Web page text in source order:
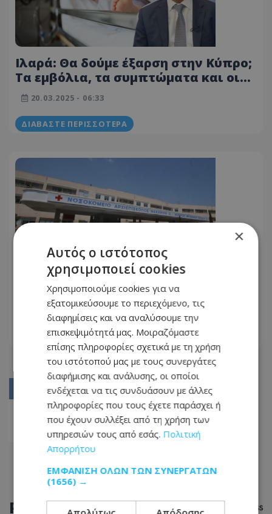
Ιλαρά: Θα δούμε έξαρση στην Κύπρο;
Τα εμβόλια, τα συμπτώματα και οι
επιπλοκές - Ο Δρ. Ηλία στο «Τ»
20.03.2025 - 06:33
ΔΙΑΒΆΣΤΕ ΠΕΡΙΣΣΌΤΕΡΑ
Ιλαρά: Τρία τα περιστατικά στο
Μακάρειο - Όλα από το ίδιο
νηπιαγωγείο
19.03.2025 - 11:53
ΔΙΑΒΆΣΤΕ ΠΕΡΙΣΣΌΤΕΡΑ
01
02
03
ΡΟΗ ΕΙΔΗΣΕΩΝ
×
Αυτός ο ιστότοπος
χρησιμοποιεί cookies
Χρησιμοποιούμε cookies για να
εξατομικεύσουμε το περιεχόμενο, τις
διαφημίσεις και να αναλύσουμε την
επισκεψιμότητά μας. Μοιραζόμαστε
επίσης πληροφορίες σχετικά με τη χρήση
του ιστότοπού μας με τους συνεργάτες
διαφήμισης και ανάλυσης, οι οποίοι
ενδέχεται να τις συνδυάσουν με άλλες
πληροφορίες που τους έχετε παράσχει ή
που έχουν συλλέξει από τη χρήση των
υπηρεσιών τους από εσάς. Πολιτική
Απορρήτου
ΕΜΦΆΝΙΣΗ ΌΛΩΝ ΤΩΝ ΣΥΝΕΡΓΑΤΏΝ
(1656) →